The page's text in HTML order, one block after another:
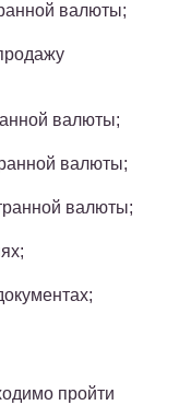
валюты;
валюты;
валюты;
валюты;
пройти